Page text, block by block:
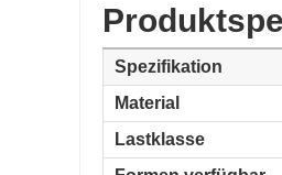
Spezifikation
Material
Lastklasse